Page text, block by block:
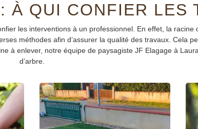
À QUI CONFIER LES
les interventions à un professionnel. En effet, la racine
méthodes afin d’assurer la qualité des travaux. Cela
à enlever, notre équipe de paysagiste JF Elagage à
d’arbre.